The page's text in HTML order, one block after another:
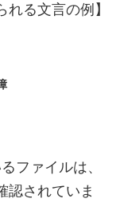
る文言の例】
ファイルは、
認されていま